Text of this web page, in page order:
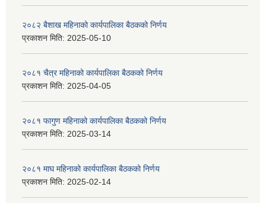
२०८२ बैशाख महिनाको कार्यपालिका बैठकको निर्णय
प्रकाशन मिति: 2025-05-10
२०८१ चैत्र महिनाको कार्यपालिका बैठकको निर्णय
प्रकाशन मिति: 2025-04-05
२०८१ फागुण महिनाको कार्यपालिका बैठकको निर्णय
प्रकाशन मिति: 2025-03-14
२०८१ माघ महिनाको कार्यपालिका बैठकको निर्णय
प्रकाशन मिति: 2025-02-14